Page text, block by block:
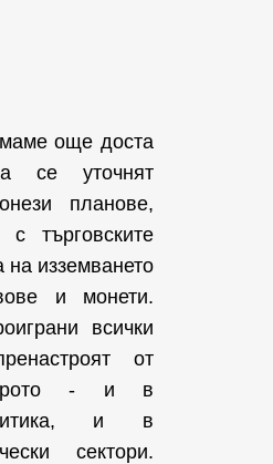
още доста
се уточнят
планове,
търговските
на изземването
и монети.
всички
от
- и в
и в
сектори.